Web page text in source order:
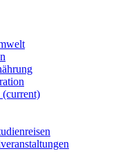
(current)